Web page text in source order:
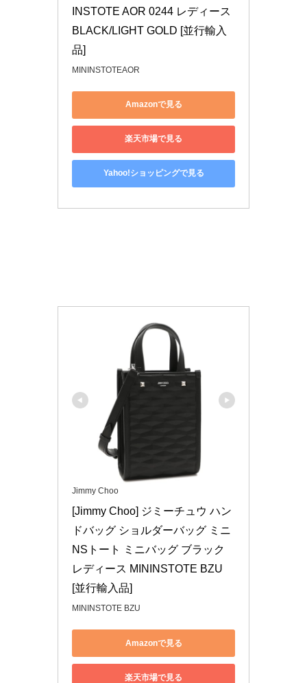
INSTOTE AOR 0244 レディース
BLACK/LIGHT GOLD [並行輸入
品]
MININSTOTEAOR
Amazonで見る
楽天市場で見る
Yahoo!ショッピングで見る
Jimmy Choo
[Jimmy Choo] ジミーチュウ ハン
ドバッグ ショルダーバッグ ミニ
NSトート ミニバッグ ブラック
レディース MININSTOTE BZU
[並行輸入品]
MININSTOTE BZU
Amazonで見る
楽天市場で見る